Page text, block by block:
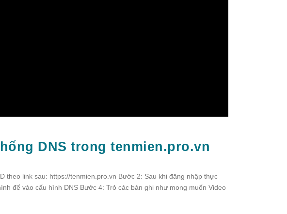
DNS trong tenmien.pro.vn
theo link sau: https://tenmien.pro.vn Bước 2: Sau khi đăng nhập thực
để vào cấu hình DNS Bước 4: Trỏ các bản ghi như mong muốn Video